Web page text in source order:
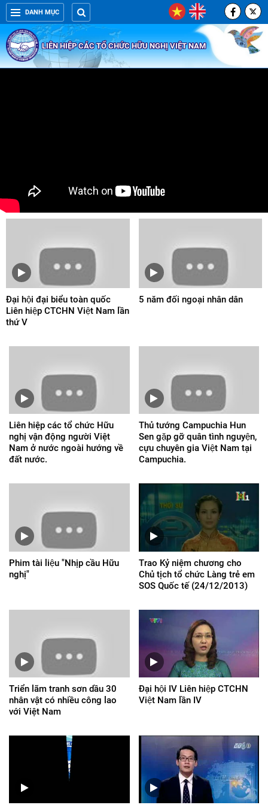
DANH MỤC
LIÊN HIỆP CÁC TỔ CHỨC HỮU NGHỊ VIỆT NAM
Đại hội đại biểu toàn quốc
Liên hiệp CTCHN Việt Nam lần
thứ V
5 năm đối ngoại nhân dân
Liên hiệp các tổ chức Hữu
nghị vận động người Việt
Nam ở nước ngoài hướng về
đất nước.
Thủ tướng Campuchia Hun
Sen gặp gỡ quân tình nguyện,
cựu chuyên gia Việt Nam tại
Campuchia.
Phim tài liệu "Nhịp cầu Hữu
nghị"
Trao Kỷ niệm chương cho
Chủ tịch tổ chức Làng trẻ em
SOS Quốc tế (24/12/2013)
Triển lãm tranh sơn dầu 30
nhân vật có nhiều công lao
với Việt Nam
Đại hội IV Liên hiệp CTCHN
Việt Nam lần IV